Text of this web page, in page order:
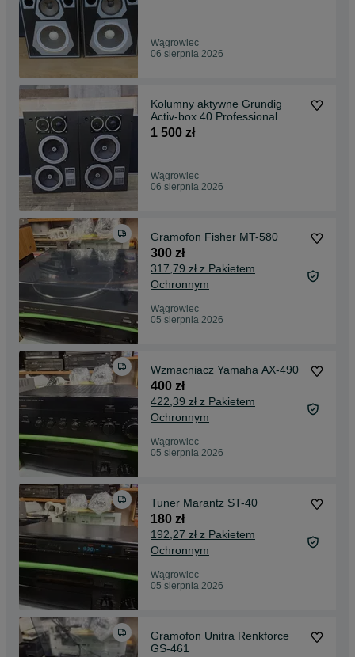
Wągrowiec
06 sierpnia 2026
Kolumny aktywne Grundig
Activ-box 40 Professional
1 500 zł
Wągrowiec
06 sierpnia 2026
Gramofon Fisher MT-580
300 zł
317,79 zł z Pakietem
Ochronnym
Wągrowiec
05 sierpnia 2026
Wzmacniacz Yamaha AX-490
400 zł
422,39 zł z Pakietem
Ochronnym
Wągrowiec
05 sierpnia 2026
Tuner Marantz ST-40
180 zł
192,27 zł z Pakietem
Ochronnym
Wągrowiec
05 sierpnia 2026
Gramofon Unitra Renkforce
GS-461